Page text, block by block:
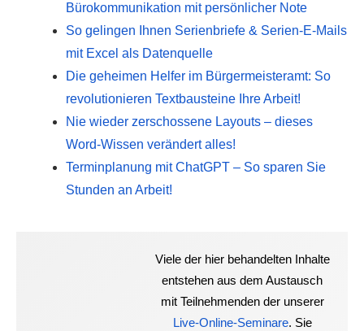
Bürokommunikation mit persönlicher Note
So gelingen Ihnen Serienbriefe & Serien-E-Mails
mit Excel als Datenquelle
Die geheimen Helfer im Bürgermeisteramt: So
revolutionieren Textbausteine Ihre Arbeit!
Nie wieder zerschossene Layouts – dieses
Word-Wissen verändert alles!
Terminplanung mit ChatGPT – So sparen Sie
Stunden an Arbeit!
Viele der hier behandelten Inhalte
entstehen aus dem Austausch
mit Teilnehmenden der unserer
Live-Online-Seminare. Sie